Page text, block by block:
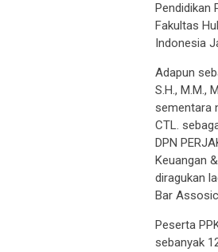
Pendidikan
Fakultas
Indonesia
Adapun
S.H., M.M.,
sementara
CTL.
DPN
Keuangan
diragukan
Bar
Peserta
sebanyak